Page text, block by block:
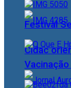
Cidac
Festival